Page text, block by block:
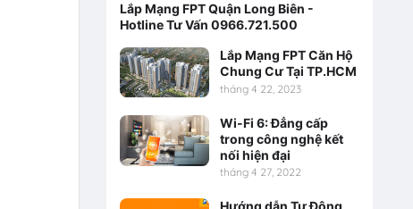
Lắp Mạng FPT Quận Long Biên -
Hotline Tư Vấn 0966.721.500
Lắp Mạng FPT Căn Hộ
Chung Cư Tại TP.HCM
tháng 4 22, 2023
Wi-Fi 6: Đẳng cấp
trong công nghệ kết
nối hiện đại
tháng 4 27, 2022